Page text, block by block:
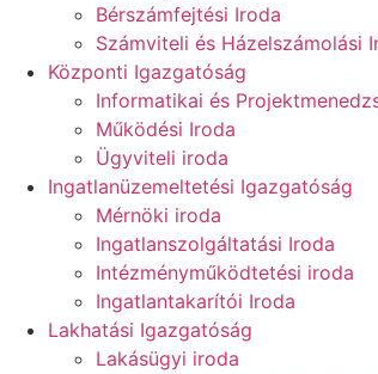
Bérszámfejtési Iroda
Számviteli és Házelszámolási
Központi Igazgatóság
Informatikai és
Működési Iroda
Ügyviteli iroda
Ingatlanüzemeltetési Igazgatóság
Mérnöki iroda
Ingatlanszolgáltatási Iroda
Intézményműködtetési iroda
Ingatlantakarítói Iroda
Lakhatási Igazgatóság
Lakásügyi iroda